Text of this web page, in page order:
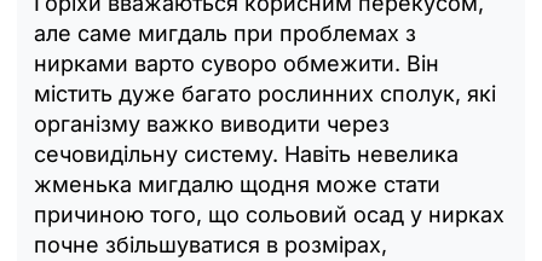
але саме мигдаль при проблемах з
нирками варто суворо обмежити. Він
містить дуже багато рослинних сполук, які
організму важко виводити через
сечовидільну систему. Навіть невелика
жменька мигдалю щодня може стати
причиною того, що сольовий осад у нирках
почне збільшуватися в розмірах,